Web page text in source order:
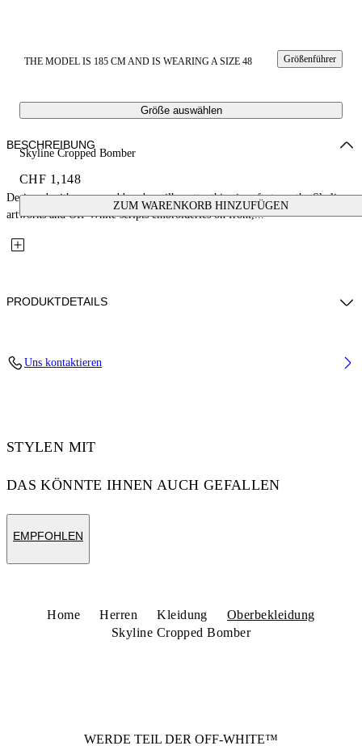
THE MODEL IS 185 CM AND IS WEARING A SIZE 48 Größenführer
Größe auswählen
Skyline Cropped Bomber
CHF 1,148
ZUM WARENKORB HINZUFÜGEN
BESCHREIBUNG
Designed with a cropped bomber silhouette, this piece features the Skyline
artworks and Off-White scripts embroideries on front,...
PRODUKTDETAILS
Uns kontaktieren
STYLEN MIT
DAS KÖNNTE IHNEN AUCH GEFALLEN
EMPFOHLEN
Home Herren Kleidung
Oberbekleidung
Skyline Cropped Bomber
WERDE TEIL DER OFF-WHITE™